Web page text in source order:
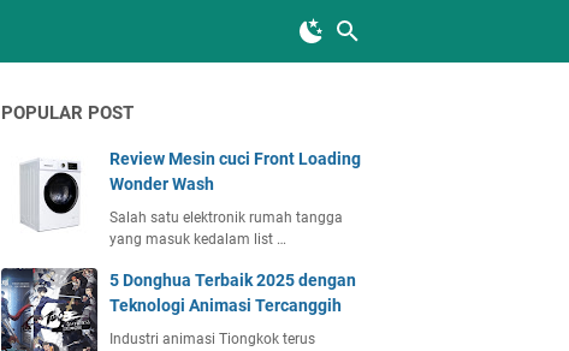
POPULAR POST
Review Mesin cuci Front Loading
Wonder Wash
Salah satu elektronik rumah tangga
yang masuk kedalam list …
5 Donghua Terbaik 2025 dengan
Teknologi Animasi Tercanggih
Industri animasi Tiongkok terus